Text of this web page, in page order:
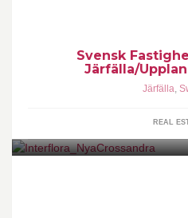
Svensk
Järfälla/
Järfälla,
REAL